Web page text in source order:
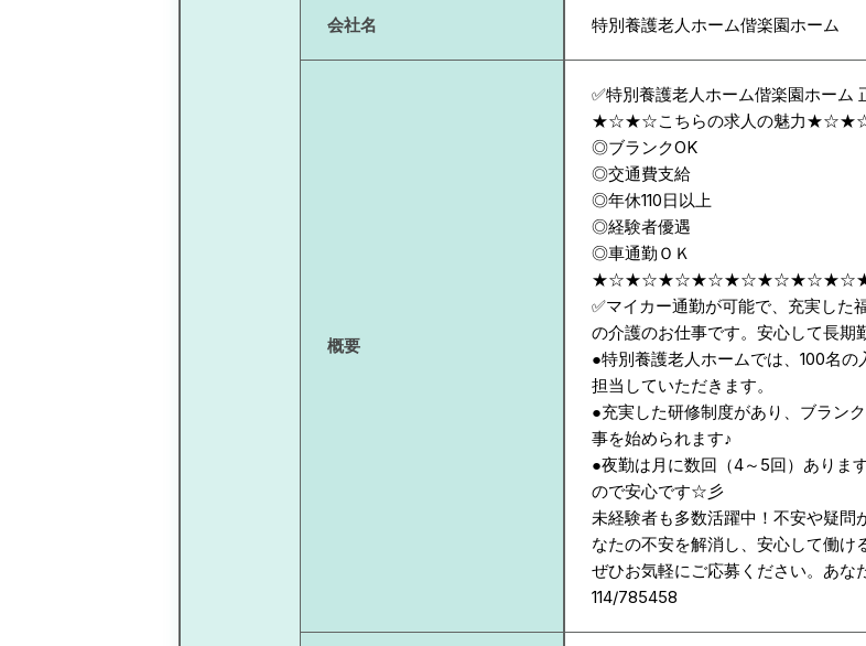
会社名 特別養護老人ホーム偕楽園ホーム
概要
✅特別養護老人ホーム偕楽園ホーム
★☆★☆こちらの求人の魅力
◎ブランクOK
◎交通費支給
◎年休110日以上
◎経験者優遇
◎車通勤ＯＫ
✅マイカー通勤が可能で、充実した
の介護のお仕事です。安心して長
●特別養護老人ホームでは、100名
担当していただきます。
●充実した研修制度があり、ブラン
事を始められます♪
●夜勤は月に数回（4～5回）ありま
ので安心です☆彡
未経験者も多数活躍中！不安や疑問
なたの不安を解消し、安心して働け
ぜひお気軽にご応募ください。あな
114/785458